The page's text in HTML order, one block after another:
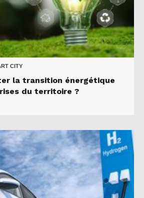
CITY
la transition énergétique
du territoire ?